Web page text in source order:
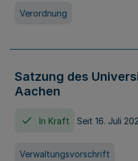
Verordnung
Satzung des
Aachen
In Kraft Seit 16. Juli
Verwaltungsvorschrift